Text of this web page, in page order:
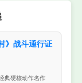
》战斗通行证
典硬核动作名作